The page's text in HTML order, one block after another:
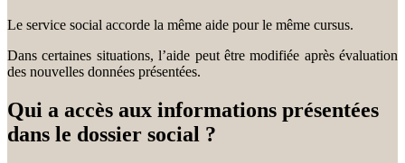
Le service social accorde la même aide pour le même cursus.
Dans certaines situations, l’aide peut être modifiée après évaluation
des nouvelles données présentées.
Qui a accès aux informations présentées
dans le dossier social ?